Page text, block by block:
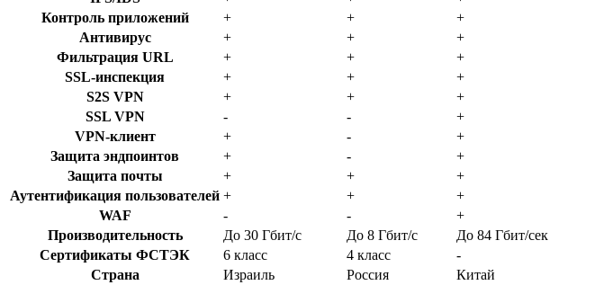
Контроль приложений
+ +
+
Антивирус
+ +
+
Фильтрация URL
+ +
+
SSL-инспекция
+ +
+
S2S VPN
+ +
+
SSL VPN
- -
+
VPN-клиент
+ -
+
Защита эндпоинтов
+ -
+
Защита почты
+ +
+
Аутентификация пользователей + +
+
WAF
- -
+
Производительность
До 30 Гбит/с До 8 Гбит/с
До 84 Гбит/сек
Сертификаты ФСТЭК
6 класс 4 класс
-
Страна
Израиль Россия
Китай